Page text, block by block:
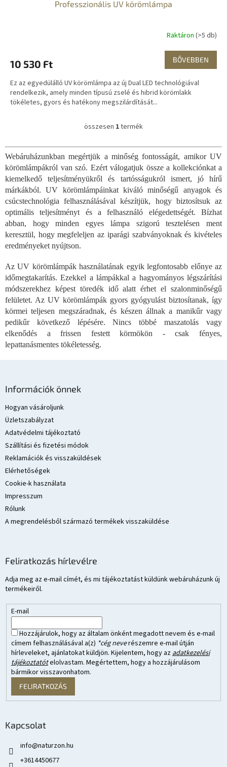
Professzionális UV körömlámpa
Raktáron (>5 db)
10 530 Ft BŐVEBBEN
Ez az egyedülálló UV körömlámpa az új Dual LED technológiával
rendelkezik, amely minden típusú zselé és hibrid körömlakk
tökéletes, gyors és hatékony megszilárdítását...
L
s
t
a
i
r
á
n
y
í
t
e
l
e
m
e
i
összesen 1termék
Webáruházunkban megértjük a minőség fontosságát, amikor UV
körömlámpákról van szó. Ezért válogatjuk össze a kollekciónkat a
kiemelkedő teljesítményükről és tartósságukról ismert, jó hírű
márkákból. UV körömlámpáinkat kiváló minőségű anyagok és
csúcstechnológia felhasználásával készítjük, hogy biztosítsuk az
optimális teljesítményt és a felhasználó elégedettségét. Bízhat
abban, hogy minden egyes lámpa szigorú tesztelésen ment
keresztül, hogy megfeleljen az iparági szabványoknak és kivételes
eredményeket nyújtson.
Az UV körömlámpák használatának egyik legfontosabb előnye az
időmegtakarítás. Ezekkel a lámpákkal a hagyományos légszárítási
módszerekhez képest töredék idő alatt érhet el szalonminőségű
felületet. Az UV körömlámpák gyors gyógyulást biztosítanak, így
körmei teljesen megszáradnak, és készen állnak a manikűr vagy
pedikűr következő lépésére. Nincs többé maszatolás vagy
elkenődés a frissen festett körmökön - csak fényes,
lepattanásmentes tökéletesség.
Információk önnek
Hogyan vásároljunk
Üzletszabályzat
Adatvédelmi tájékoztató
Szállítási és fizetési módok
Reklamációk és visszaküldések
Elérhetőségek
Cookie-k használata
Impresszum
Rólunk
A megrendelésből származó termékek visszaküldése
Feliratkozás hírlevélre
Adja meg az e-mail címét, és mi tájékoztatást küldünk webáruházunk új
termékeiről.
E-mail
Hozzájárulok, hogy az általam önként megadott nevem és e-mail
címem felhasználásával a(z) *cég neverészemre e-mail útján
hírleveleket, ajánlatokat küldjön. Kijelentem, hogy az adatkezelési
tájékoztatótelolvastam. Megértettem, hogy a hozzájárulásom
bármikor visszavonhatom.
FELIRATKOZÁS
Kapcsolat
info@naturzon.hu
+3614450677